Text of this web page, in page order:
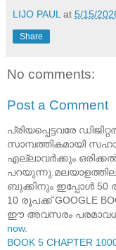
LIJO PAUL at 5/15/
Share
No comments:
Post a Comment
പ്രിയപ്പെട്ടവരേ
സാമ്പത്തികമായി
എല്ലാവർക്കും ഒരിക്കൽ
ബുക്കിനും ഇപ്പോൾ 50
10 രൂപക്ക് GOOGLE
ഈ അവസരം
now.
BOOK 5 CHAPTER